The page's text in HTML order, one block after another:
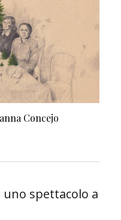
Concejo
uno spettacolo a